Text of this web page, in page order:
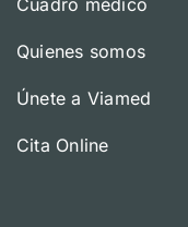
Quienes somos
Únete a Viamed
Cita Online